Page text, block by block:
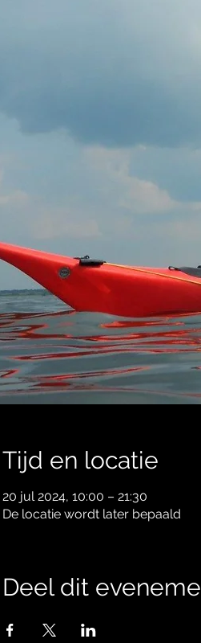
Tijd en locatie
20 jul 2024, 10:00 – 21:30
De locatie wordt later bepaald
Deel dit